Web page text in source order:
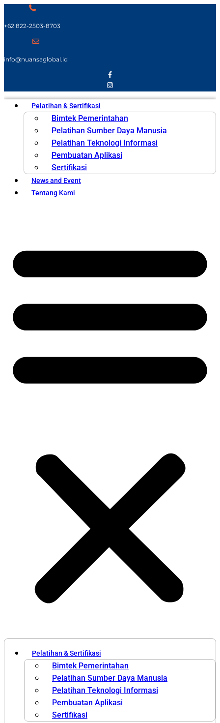
+62 822-2503-8703
info@nuansaglobal.id
Pelatihan & Sertifikasi
Bimtek Pemerintahan
Pelatihan Sumber Daya Manusia
Pelatihan Teknologi Informasi
Pembuatan Aplikasi
Sertifikasi
News and Event
Tentang Kami
Pelatihan & Sertifikasi
Bimtek Pemerintahan
Pelatihan Sumber Daya Manusia
Pelatihan Teknologi Informasi
Pembuatan Aplikasi
Sertifikasi